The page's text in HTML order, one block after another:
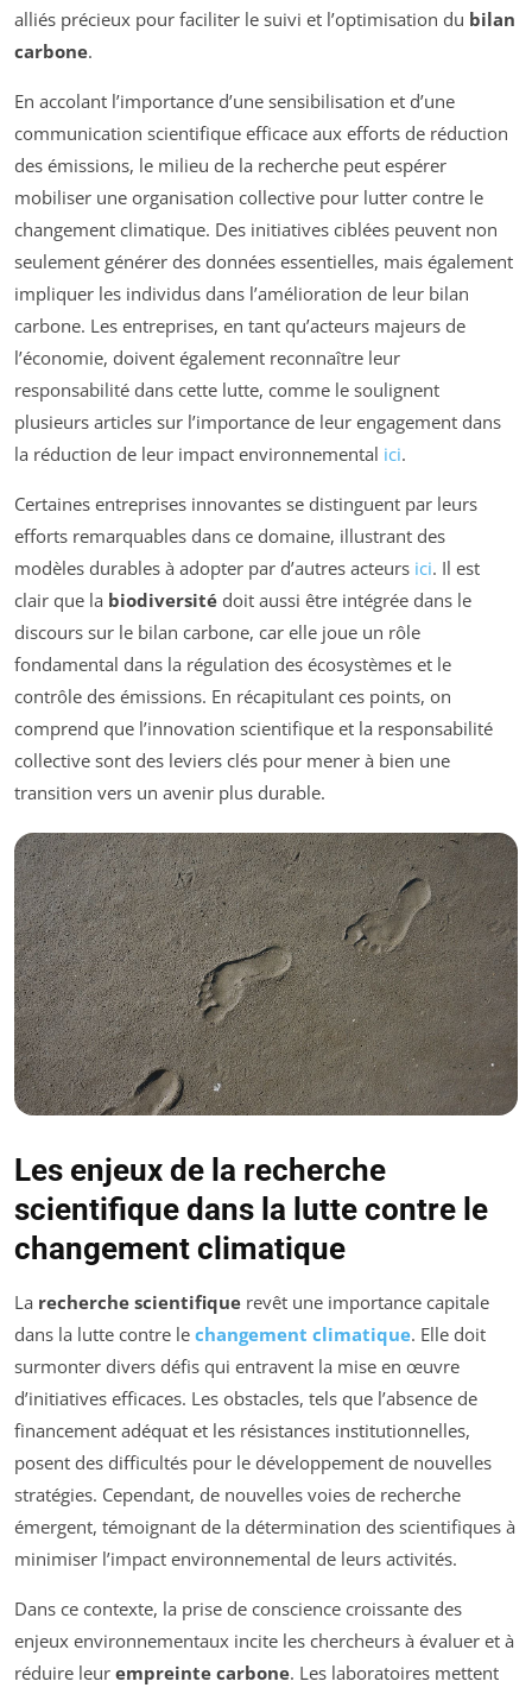
alliés précieux pour faciliter le suivi et l’optimisation du bilan
carbone.
En accolant l’importance d’une sensibilisation et d’une
communication scientifique efficace aux efforts de réduction
des émissions, le milieu de la recherche peut espérer
mobiliser une organisation collective pour lutter contre le
changement climatique. Des initiatives ciblées peuvent non
seulement générer des données essentielles, mais également
impliquer les individus dans l’amélioration de leur bilan
carbone. Les entreprises, en tant qu’acteurs majeurs de
l’économie, doivent également reconnaître leur
responsabilité dans cette lutte, comme le soulignent
plusieurs articles sur l’importance de leur engagement dans
la réduction de leur impact environnemental ici.
Certaines entreprises innovantes se distinguent par leurs
efforts remarquables dans ce domaine, illustrant des
modèles durables à adopter par d’autres acteurs ici. Il est
clair que la biodiversité doit aussi être intégrée dans le
discours sur le bilan carbone, car elle joue un rôle
fondamental dans la régulation des écosystèmes et le
contrôle des émissions. En récapitulant ces points, on
comprend que l’innovation scientifique et la responsabilité
collective sont des leviers clés pour mener à bien une
transition vers un avenir plus durable.
Les enjeux de la recherche
scientifique dans la lutte contre le
changement climatique
La recherche scientifique revêt une importance capitale
dans la lutte contre le changement climatique. Elle doit
surmonter divers défis qui entravent la mise en œuvre
d’initiatives efficaces. Les obstacles, tels que l’absence de
financement adéquat et les résistances institutionnelles,
posent des difficultés pour le développement de nouvelles
stratégies. Cependant, de nouvelles voies de recherche
émergent, témoignant de la détermination des scientifiques à
minimiser l’impact environnemental de leurs activités.
Dans ce contexte, la prise de conscience croissante des
enjeux environnementaux incite les chercheurs à évaluer et à
réduire leur empreinte carbone. Les laboratoires mettent